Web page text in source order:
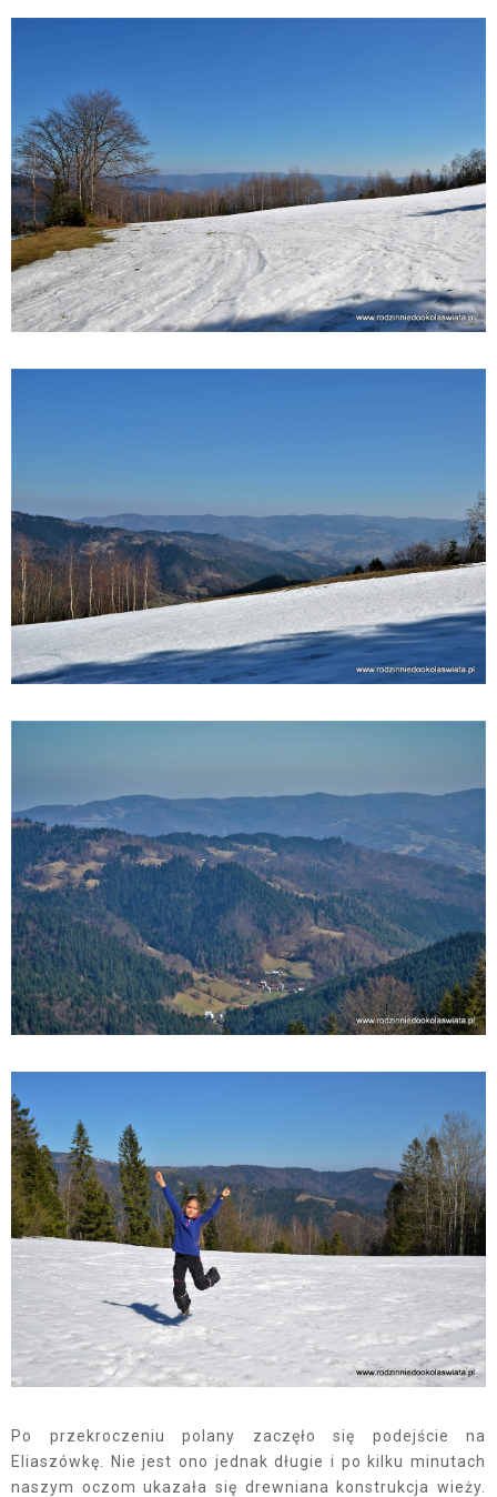
Po przekroczeniu polany zaczęło się podejście na
Eliaszówkę. Nie jest ono jednak długie i po kilku minutach
naszym oczom ukazała się drewniana konstrukcja wieży.